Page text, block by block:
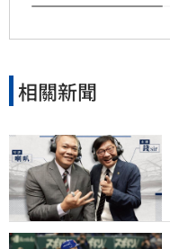
相關新聞